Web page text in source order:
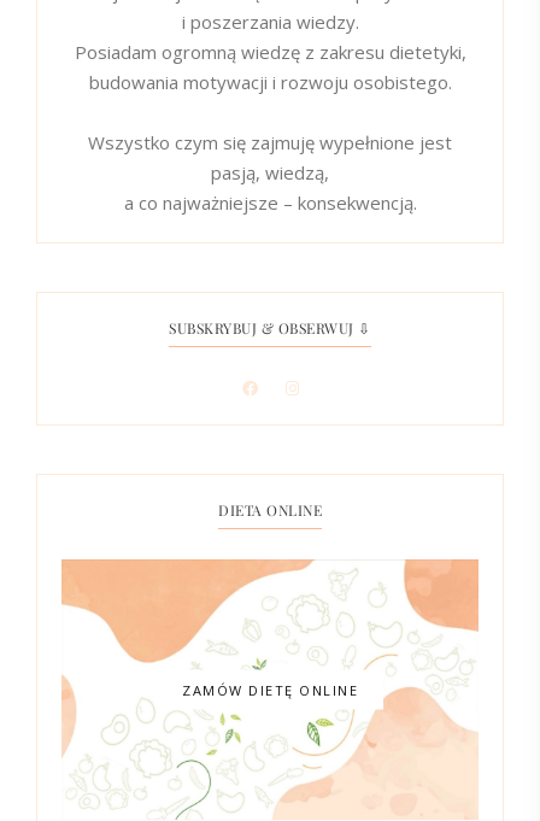
i poszerzania wiedzy.
Posiadam ogromną wiedzę z zakresu dietetyki,
budowania motywacji i rozwoju osobistego.
Wszystko czym się zajmuję wypełnione jest
pasją, wiedzą,
a co najważniejsze – konsekwencją.
SUBSKRYBUJ & OBSERWUJ ⇩
DIETA ONLINE
ZAMÓW DIETĘ ONLINE